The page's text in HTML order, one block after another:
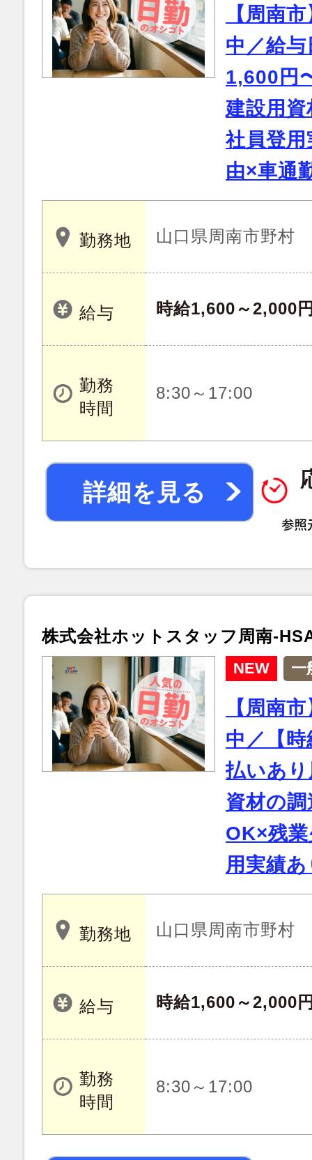
【周南
中／給
1,600円
建設用
社員登
由×車通
勤務地 山口県周南市野村
給与 時給1,600～2,000
勤務
時間
8:30～17:00
詳細を見る
株式会社ホットスタッフ周南-
NEW 一
【周南
中／【
払いあ
資材の
OK×残
用実績
勤務地 山口県周南市野村
給与 時給1,600～2,000
勤務
時間
8:30～17:00